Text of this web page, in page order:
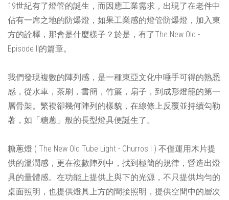
19世紀有了燈管的誕生，而因應工業需求，出現了在老件中
佔有一席之地的防爆燈，如果工業感的燈管防爆燈，加入東
方的詮釋，那會是什麼樣子？於是，有了The New Old -
Episode II的篇章。
我們發現複數的陣列感，是一種東亞文化中唾手可得的熟悉
感，從水車，茶刷，書簡，竹簾，扇子，到成形燈籠的第一
層骨架。繁複卻幾何陣列的樣貌，在線條上反覆並持續勾勒
著，如「糖蔥」般的長型燈具便誕生了。
糖蔥燈 ( The New Old Tube Light - Churros I ) 不僅運用木片提
供的溫潤感，更在複數陣列中，找到極簡的規律，營造出燈
具的量體感。在功能上提供上與下的光源，不只提供均勻的
桌面照明，也提供燈具上方的間接照明，提供空間中的層次